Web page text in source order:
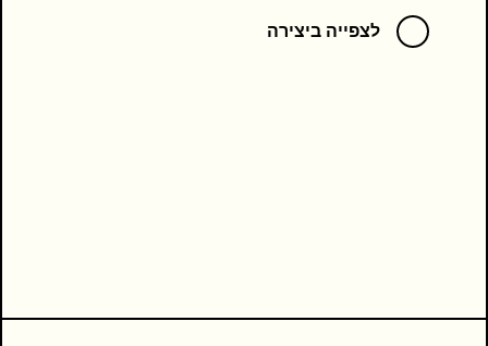
לצפייה ביצירה